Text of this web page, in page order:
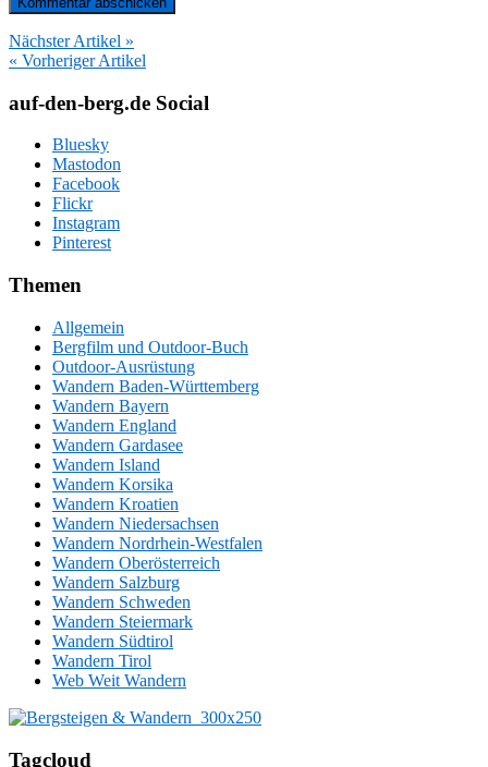
Nächster Artikel »
« Vorheriger Artikel
auf-den-berg.de Social
Bluesky
Mastodon
Facebook
Flickr
Instagram
Pinterest
Themen
Allgemein
Bergfilm und Outdoor-Buch
Outdoor-Ausrüstung
Wandern Baden-Württemberg
Wandern Bayern
Wandern England
Wandern Gardasee
Wandern Island
Wandern Korsika
Wandern Kroatien
Wandern Niedersachsen
Wandern Nordrhein-Westfalen
Wandern Oberösterreich
Wandern Salzburg
Wandern Schweden
Wandern Steiermark
Wandern Südtirol
Wandern Tirol
Web Weit Wandern
Tagcloud